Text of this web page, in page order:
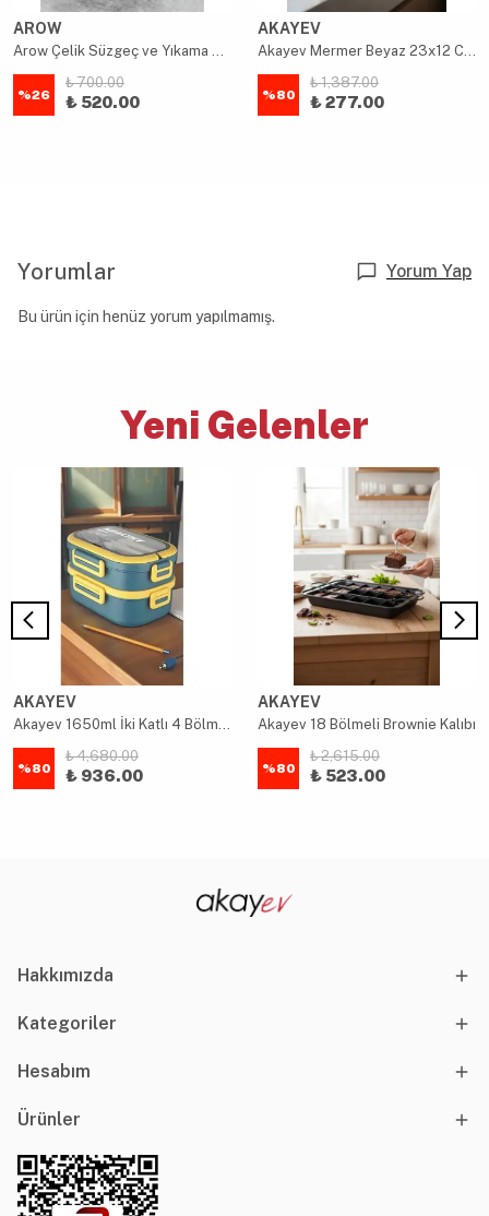
AROW
Arow Çelik Süzgeç ve Yıkama Kabı 27 cm
%26
₺ 700.00
₺ 520.00
AKAYEV
Akayev Mermer Beyaz 23x12 Cm Gümüş Boncuk Ayaklı Yağdanlık ve Sıvı Sabunluk Standı
%80
₺ 1,387.00
₺ 277.00
Yorumlar Yorum Yap
Bu ürün için henüz yorum yapılmamış.
Yeni Gelenler
AKAYEV
Akayev 1650ml İki Katlı 4 Bölmeli Çelik Yemek Kabı Mavi
%80
₺ 4,680.00
₺ 936.00
AKAYEV
Akayev 18 Bölmeli Brownie Kalıbı
%80
₺ 2,615.00
₺ 523.00
Hakkımızda
Kategoriler
Hesabım
Ürünler